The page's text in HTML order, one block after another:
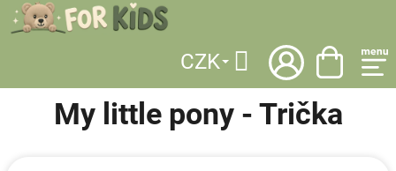
Přejít
na
CZK
Hledat
MY LITTLE PONY OBLEČENÍ /
My little pony - Trička